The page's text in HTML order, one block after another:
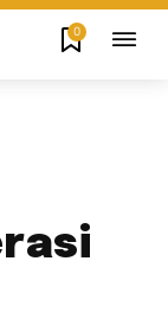
0